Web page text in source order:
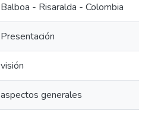
Balboa - Risaralda - Colombia
Presentación
visión
aspectos generales